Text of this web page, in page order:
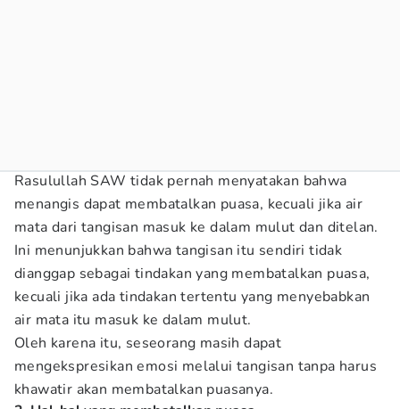
Rasulullah SAW tidak pernah menyatakan bahwa
menangis dapat membatalkan puasa, kecuali jika air
mata dari tangisan masuk ke dalam mulut dan ditelan.
Ini menunjukkan bahwa tangisan itu sendiri tidak
dianggap sebagai tindakan yang membatalkan puasa,
kecuali jika ada tindakan tertentu yang menyebabkan
air mata itu masuk ke dalam mulut.
Oleh karena itu, seseorang masih dapat
mengekspresikan emosi melalui tangisan tanpa harus
khawatir akan membatalkan puasanya.